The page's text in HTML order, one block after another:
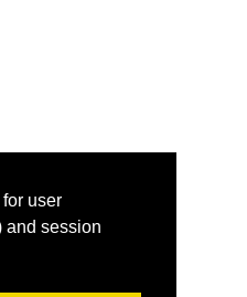
user
and session